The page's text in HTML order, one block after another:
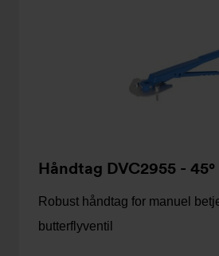
Håndtag DVC2955 - 45°
Robust håndtag for manuel
butterflyventil